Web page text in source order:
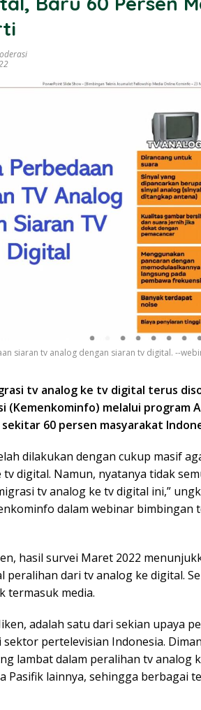
siaran tv analog dengan siaran tv digital. --
tv analog ke tv digital terus
(Kemenkominfo) melalui program
60 persen masyarakat
dilakukan dengan cukup masif
tv digital. Namun, nyatanya tidak
tv analog ke tv digital ini,”
dalam webinar bimbingan
hasil survei Maret 2022
peralihan dari tv analog ke digital.
termasuk media.
adalah satu dari sekian upaya
sektor pertelevisian Indonesia.
lambat dalam peralihan tv analog
Pasifik lainnya, sehingga berbagai